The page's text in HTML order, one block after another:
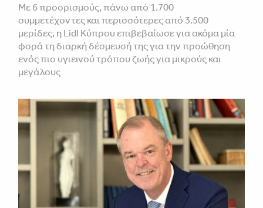
Με 6 προορισμούς, πάνω από 1.700
συμμετέχοντες και περισσότερες από 3.500
μερίδες, η Lidl Κύπρου επιβεβαίωσε για ακόμα μία
φορά τη διαρκή δέσμευσή της για την προώθηση
ενός πιο υγιεινού τρόπου ζωής για μικρούς και
μεγάλους